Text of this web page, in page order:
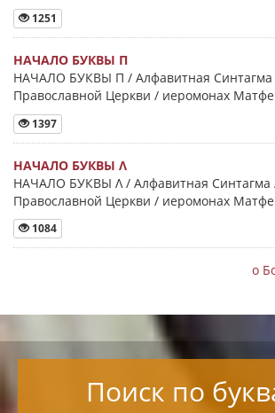
1251
НАЧАЛО БУКВЫ Π
НАЧАЛО БУКВЫ Π / Алфавитная Синтагма
Православной Церкви / иеромонах
1397
НАЧАЛО БУКВЫ Λ
НАЧАЛО БУКВЫ Λ / Алфавитная Синтагма
Православной Церкви / иеромонах
1084
о
Поиск по